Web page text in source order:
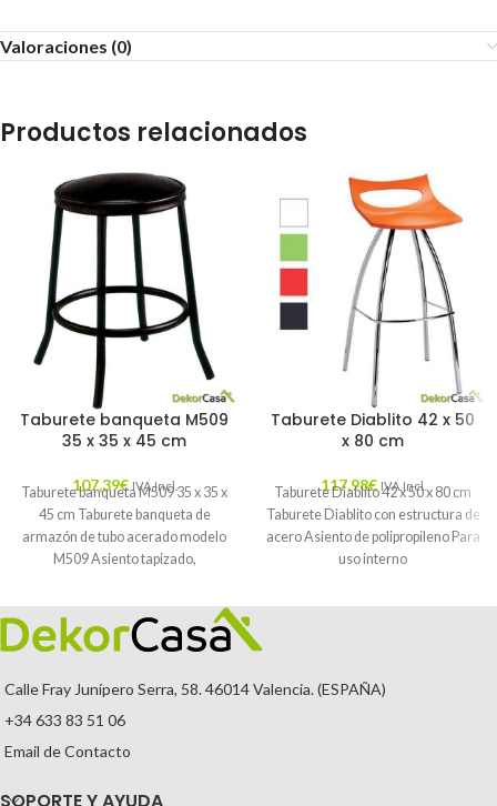
Valoraciones (0)
Productos relacionados
Taburete banqueta M509
35 x 35 x 45 cm
107,39€ IVA Incl.
Taburete banqueta M509 35 x 35 x
45 cm Taburete banqueta de
armazón de tubo acerado modelo
M509 Asiento tapizado,
Taburete Diablito 42 x 50
x 80 cm
117,98€ IVA Incl.
Taburete Diablito 42 x 50 x 80 cm
Taburete Diablito con estructura de
acero Asiento de polipropileno Para
uso interno
Calle Fray Junípero Serra, 58. 46014 Valencia. (ESPAÑA)
+34 633 83 51 06
Email de Contacto
SOPORTE Y AYUDA